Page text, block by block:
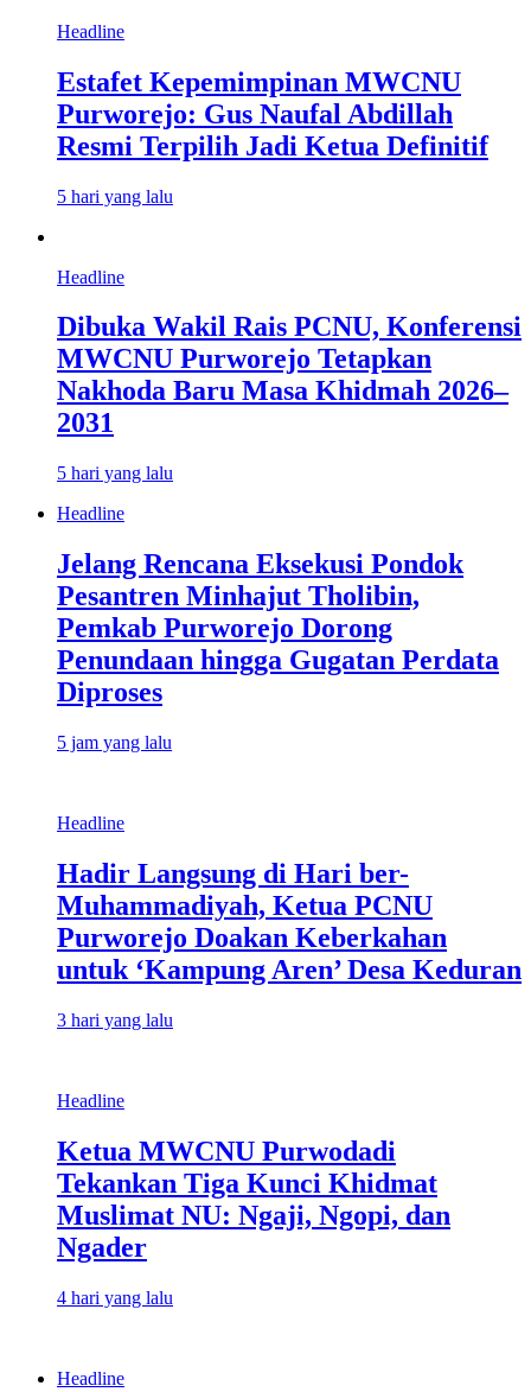
Headline
Estafet Kepemimpinan MWCNU
Purworejo: Gus Naufal Abdillah
Resmi Terpilih Jadi Ketua Definitif
5 hari yang lalu
Headline
Dibuka Wakil Rais PCNU, Konferensi
MWCNU Purworejo Tetapkan
Nakhoda Baru Masa Khidmah 2026–
2031
5 hari yang lalu
Headline
Jelang Rencana Eksekusi Pondok
Pesantren Minhajut Tholibin,
Pemkab Purworejo Dorong
Penundaan hingga Gugatan Perdata
Diproses
5 jam yang lalu
Headline
Hadir Langsung di Hari ber-
Muhammadiyah, Ketua PCNU
Purworejo Doakan Keberkahan
untuk ‘Kampung Aren’ Desa Keduran
3 hari yang lalu
Headline
Ketua MWCNU Purwodadi
Tekankan Tiga Kunci Khidmat
Muslimat NU: Ngaji, Ngopi, dan
Ngader
4 hari yang lalu
Headline